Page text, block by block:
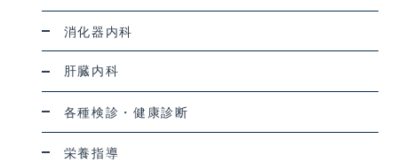
消化器内科
肝臓内科
各種検診・健康診断
栄養指導